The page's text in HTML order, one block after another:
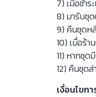
7) เมื่อชำร
8) มารับชุ
9) คืนชุดห
10) เมื่อร้
11) หากชุด
12) คืนชุด
เงื่อนไขกา